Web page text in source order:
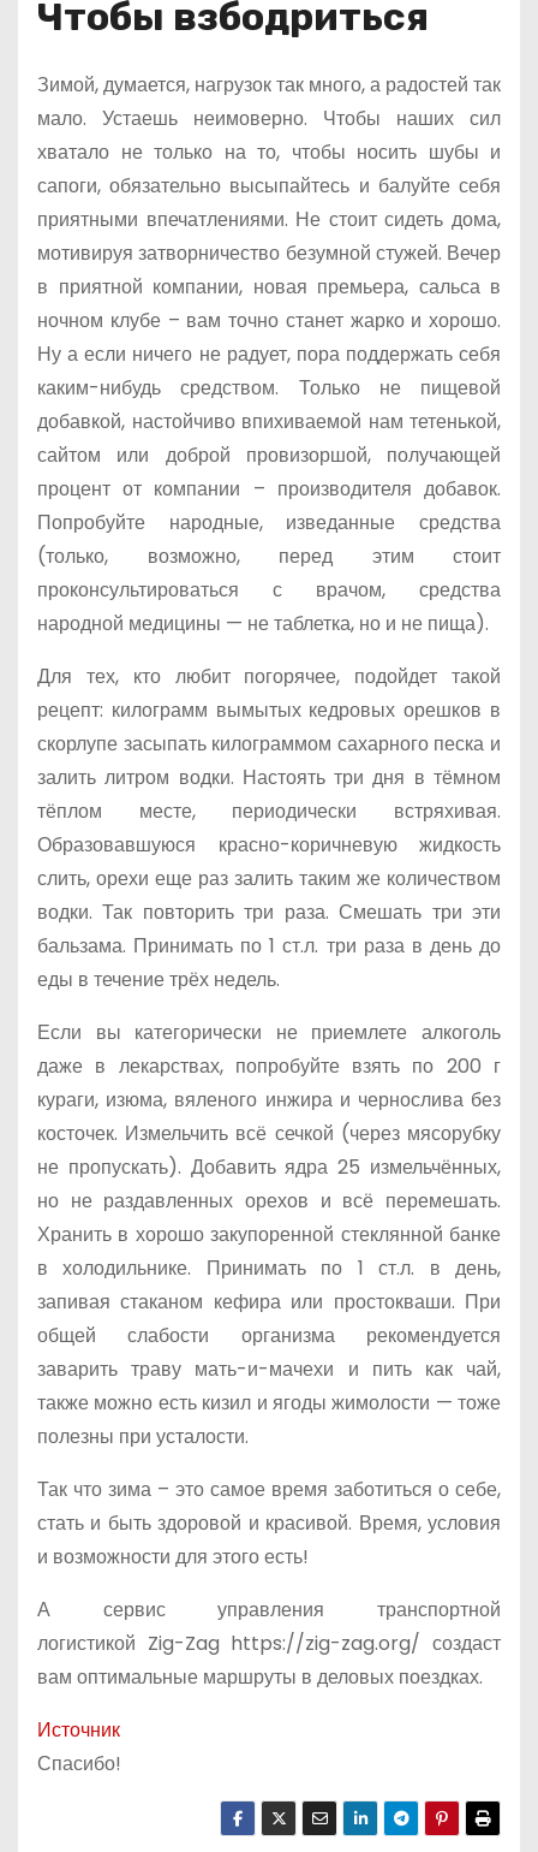
Чтобы взбодриться
Зимой, думается, нагрузок так много, а радостей так
мало. Устаешь неимоверно. Чтобы наших сил
хватало не только на то, чтобы носить шубы и
сапоги, обязательно высыпайтесь и балуйте себя
приятными впечатлениями. Не стоит сидеть дома,
мотивируя затворничество безумной стужей. Вечер
в приятной компании, новая премьера, сальса в
ночном клубе – вам точно станет жарко и хорошо.
Ну а если ничего не радует, пора поддержать себя
каким-нибудь средством. Только не пищевой
добавкой, настойчиво впихиваемой нам тетенькой,
сайтом или доброй провизоршой, получающей
процент от компании – производителя добавок.
Попробуйте народные, изведанные средства
(только, возможно, перед этим стоит
проконсультироваться с врачом, средства
народной медицины — не таблетка, но и не пища).
Для тех, кто любит погорячее, подойдет такой
рецепт: килограмм вымытых кедровых орешков в
скорлупе засыпать килограммом сахарного песка и
залить литром водки. Настоять три дня в тёмном
тёплом месте, периодически встряхивая.
Образовавшуюся красно-коричневую жидкость
слить, орехи еще раз залить таким же количеством
водки. Так повторить три раза. Смешать три эти
бальзама. Принимать по 1 ст.л. три раза в день до
еды в течение трёх недель.
Если вы категорически не приемлете алкоголь
даже в лекарствах, попробуйте взять по 200 г
кураги, изюма, вяленого инжира и чернослива без
косточек. Измельчить всё сечкой (через мясорубку
не пропускать). Добавить ядра 25 измельчённых,
но не раздавленных орехов и всё перемешать.
Хранить в хорошо закупоренной стеклянной банке
в холодильнике. Принимать по 1 ст.л. в день,
запивая стаканом кефира или простокваши. При
общей слабости организма рекомендуется
заварить траву мать-и-мачехи и пить как чай,
также можно есть кизил и ягоды жимолости — тоже
полезны при усталости.
Так что зима – это самое время заботиться о себе,
стать и быть здоровой и красивой. Время, условия
и возможности для этого есть!
А сервис управления транспортной
логистикой Zig-Zag https://zig-zag.org/ создаст
вам оптимальные маршруты в деловых поездках.
Источник
Спасибо!